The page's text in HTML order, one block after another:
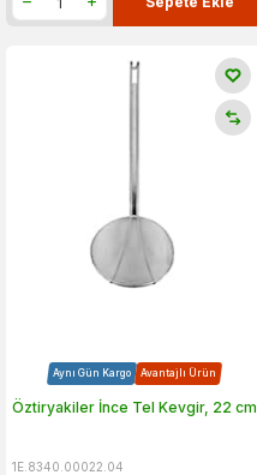
Aynı Gün Kargo Avantajlı Ürün
Öztiryakiler İnce Tel Kevgir, 22 cm
1E.8340.00022.04